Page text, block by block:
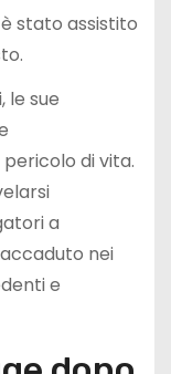
stato assistito
le sue
di vita.
a
nei
e